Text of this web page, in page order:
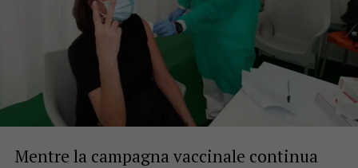
Mentre la campagna vaccinale continua